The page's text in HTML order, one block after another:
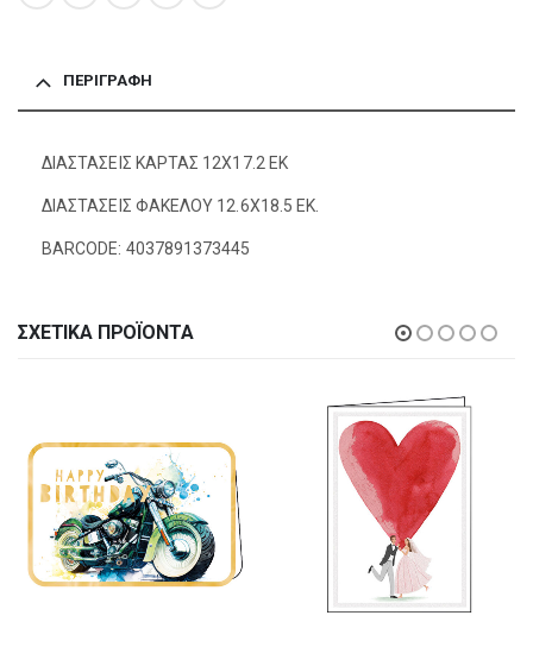
ΠΕΡΙΓΡΑΦΉ
ΔΙΑΣΤΑΣΕΙΣ ΚΑΡΤΑΣ 12Χ17.2 ΕΚ
ΔΙΑΣΤΑΣΕΙΣ ΦΑΚΕΛΟΥ 12.6Χ18.5 ΕΚ.
BARCODE: 4037891373445
ΣΧΕΤΙΚΆ ΠΡΟΪΌΝΤΑ